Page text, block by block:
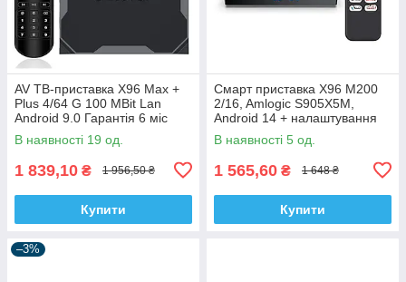
AV ТВ-приставка X96 Max +
Plus 4/64 G 100 MBit Lan
Android 9.0 Гарантія 6 міс
В наявності 19 од.
1 839,10 ₴ 1 956,50 ₴
Купити
Смарт приставка X96 M200
2/16, Amlogic S905X5M,
Android 14 + налаштування
В наявності 5 од.
1 565,60 ₴ 1 648 ₴
Купити
–3%